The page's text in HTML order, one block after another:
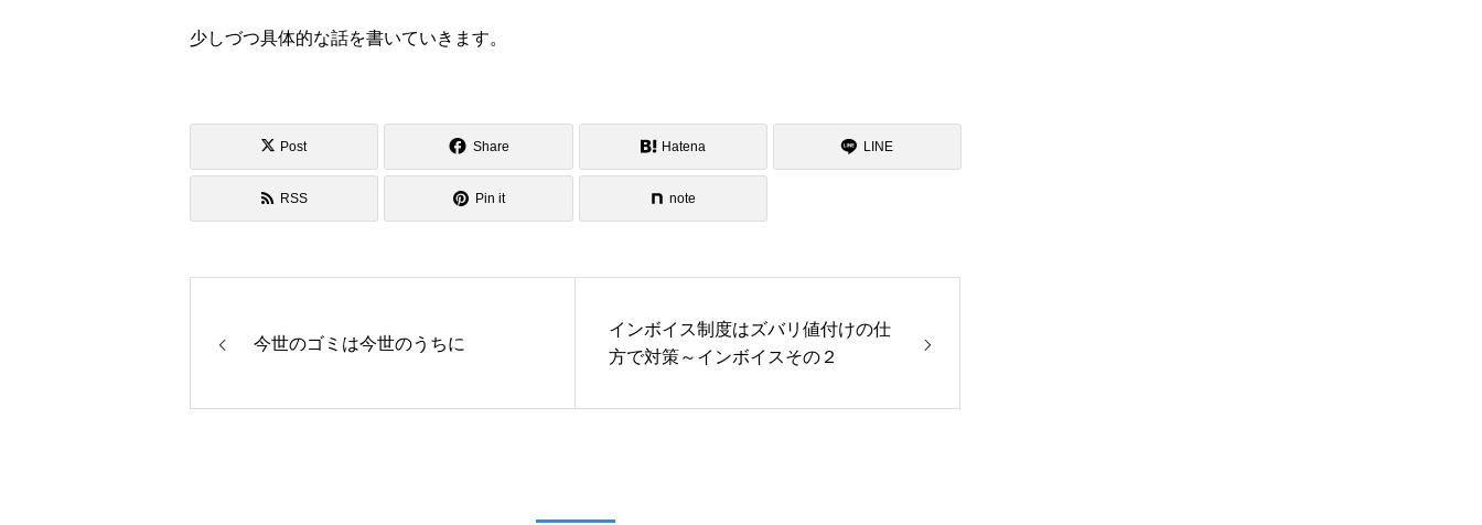
少しづつ具体的な話を書いていきます。
Post Share Hatena LINE
RSS Pin it note
今世のゴミは今世のうちに
インボイス制度はズバリ値付けの仕
方で対策～インボイスその２